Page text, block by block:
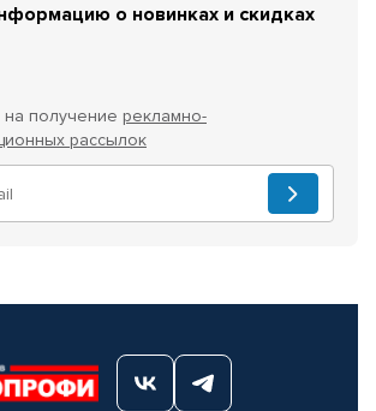
о новинках и скидках
на получение рекламно-
рассылок